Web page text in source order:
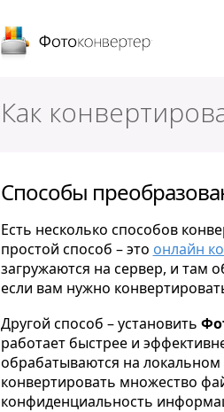
Как
Способы
Есть несколько способов
простой способ – это онлайн
загружаются на сервер, и там
если вам нужно
Другой способ – установить
работает быстрее и
обрабатываются на
конвертировать множество
конфиденциальность